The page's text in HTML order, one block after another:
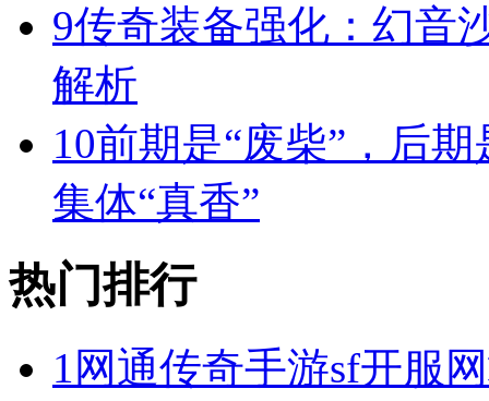
9传奇装备强化：幻音
解析
10前期是“废柴”，后
集体“真香”
热门排行
1 网通传奇手游sf开服